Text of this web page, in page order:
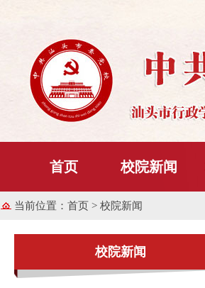
首页 校院新闻
当前位置： 首页 > 校院新闻
校院新闻